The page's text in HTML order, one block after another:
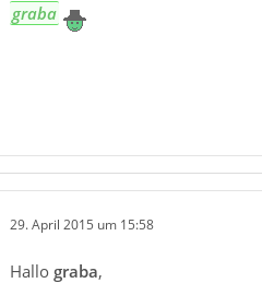
graba
29. April 2015 um 15:58
Hallo graba,